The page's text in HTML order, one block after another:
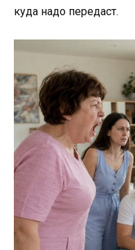
куда надо передаст.